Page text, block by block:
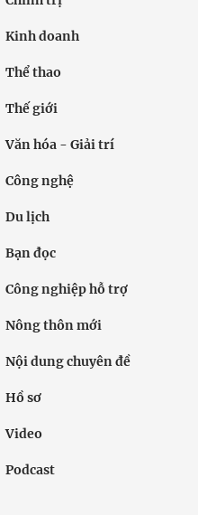
Kinh doanh
Thể thao
Thế giới
Văn hóa - Giải trí
Công nghệ
Du lịch
Bạn đọc
Công nghiệp hỗ trợ
Nông thôn mới
Nội dung chuyên đề
Hồ sơ
Video
Podcast